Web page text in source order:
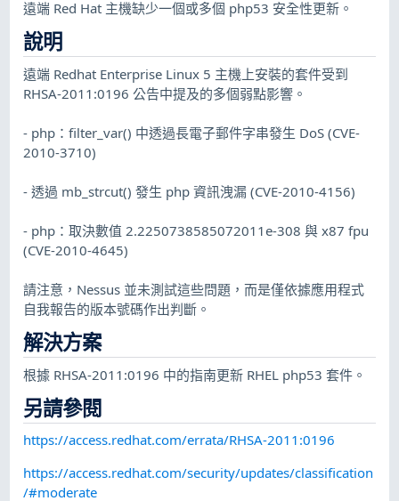
遠端 Red Hat 主機缺少一個或多個 php53 安全性更新。
說明
遠端 Redhat Enterprise Linux 5 主機上安裝的套件受到
RHSA-2011:0196 公告中提及的多個弱點影響。
- php：filter_var() 中透過長電子郵件字串發生 DoS (CVE-
2010-3710)
- 透過 mb_strcut() 發生 php 資訊洩漏 (CVE-2010-4156)
- php：取決數值 2.2250738585072011e-308 與 x87 fpu
(CVE-2010-4645)
請注意，Nessus 並未測試這些問題，而是僅依據應用程式
自我報告的版本號碼作出判斷。
解決方案
根據 RHSA-2011:0196 中的指南更新 RHEL php53 套件。
另請參閱
https://access.redhat.com/errata/RHSA-2011:0196
https://access.redhat.com/security/updates/classification
/#moderate